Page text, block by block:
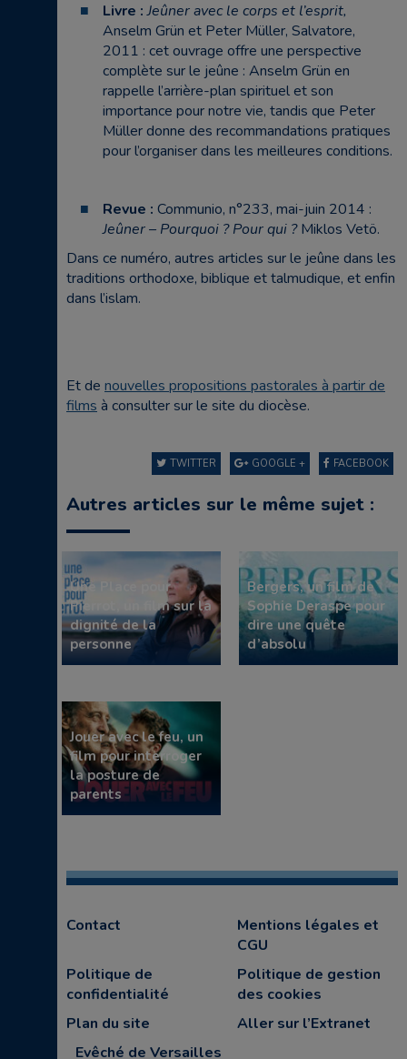
Livre :Jeûner avec le corps et l’esprit,
Anselm Grün et Peter Müller, Salvatore,
2011 : cet ouvrage offre une perspective
complète sur le jeûne : Anselm Grün en
rappelle l’arrière-plan spirituel et son
importance pour notre vie, tandis que Peter
Müller donne des recommandations pratiques
pour l’organiser dans les meilleures conditions.
Revue : Communio, n°233, mai-juin 2014 :
Jeûner – Pourquoi ? Pour qui ?Miklos Vetö.
Dans ce numéro, autres articles sur le jeûne dans les
traditions orthodoxe, biblique et talmudique, et enfin
dans l’islam.
Et de nouvelles propositions pastorales à partir de
films à consulter sur le site du diocèse.
FACEBOOK
GOOGLE +
TWITTER
Autres articles sur le même sujet :
Une Place pour
Pierrot, un film sur la
dignité de la
personne
Bergers, un film de
Sophie Deraspe pour
dire une quête
d’absolu
Jouer avec le feu, un
film pour interroger
la posture de
parents
Contact
Mentions légales et
CGU
Politique de
confidentialité
Politique de gestion
des cookies
Plan du site
Aller sur l’Extranet
Evêché de Versailles